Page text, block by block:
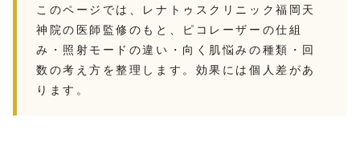
このページでは、レナトゥスクリニック福岡天
神院の医師監修のもと、ピコレーザーの仕組
み・照射モードの違い・向く肌悩みの種類・回
数の考え方を整理します。効果には個人差があ
ります。